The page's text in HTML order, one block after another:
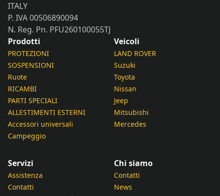
ITALY
P. IVA 00506890094
N. Reg. Pn. PFU260100055TJ
Prodotti
PROTEZIONI
SOSPENSIONI
Ruote
RICAMBI
PARTI SPECIALI
ALLESTIMENTI ESTERNI
Accessori universali
Campeggio
Veicoli
LAND ROVER
Suzuki
Toyota
Nissan
Jeep
Mitsubishi
Mercedes
Servizi
Assistenza
Contatti
Chi siamo
Contatti
News